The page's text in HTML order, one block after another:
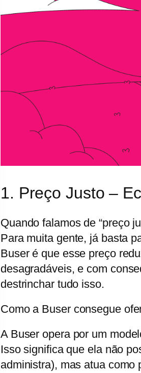
1. Preço Justo –
Quando falamos de “preço
Para muita gente, já basta
Buser é que esse preço
desagradáveis, e com
destrinchar tudo isso.
Como a Buser consegue
A Buser opera por um
Isso significa que ela não
administra), mas atua como